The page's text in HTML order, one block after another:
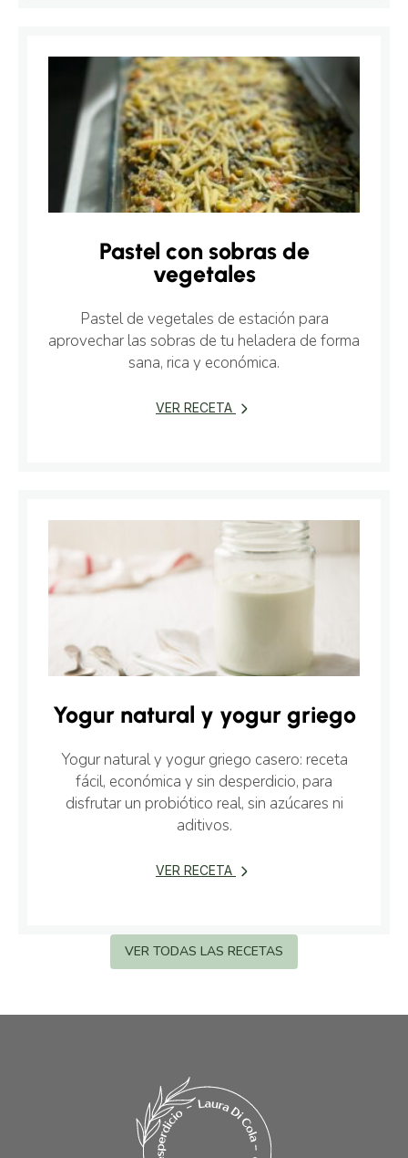
Pastel con sobras de
vegetales
Pastel de vegetales de estación para
aprovechar las sobras de tu heladera de forma
sana, rica y económica.
VER RECETA
Yogur natural y yogur griego
Yogur natural y yogur griego casero: receta
fácil, económica y sin desperdicio, para
disfrutar un probiótico real, sin azúcares ni
aditivos.
VER RECETA
VER TODAS LAS RECETAS